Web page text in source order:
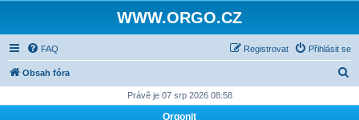
WWW.ORGO.CZ
FAQ Přihlásit se
Registrovat
Obsah fóra
Právě je 07 srp 2026 08:58
Orgonit